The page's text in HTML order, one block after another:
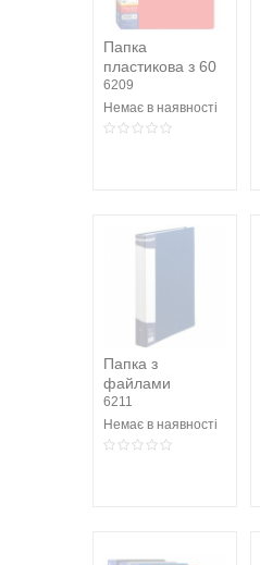
Папка
пластикова з 60
файлами,
червона
6209
Немає в наявності
Папка з
файлами
6211
Немає в наявності